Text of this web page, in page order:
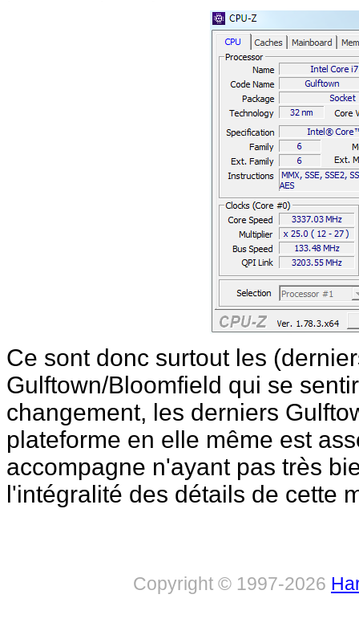
Ce sont donc surtout les
Gulftown/Bloomfield qui se
changement, les derniers
plateforme en elle même est
accompagne n'ayant pas très
l'intégralité des détails de cette
Copyright © 1997-2026